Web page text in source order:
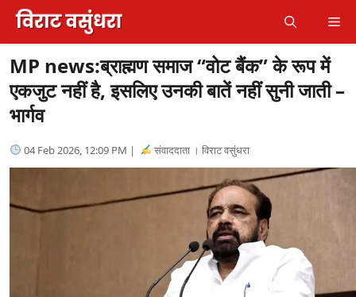
Skip
content
MP news:ब्राह्मण समाज “वोट बैंक” के रूप में
एकजुट नहीं है, इसलिए उनकी बातें नहीं सुनी जाती –
भार्गव
04 Feb 2026, 12:09 PM | संवाददाता । विराट वसुंधरा